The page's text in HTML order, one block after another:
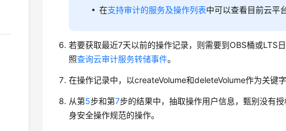
在支持审计的服务及操作列表中可以查看目前云平
若要获取最近7天以前的操作记录，则需要到OBS桶或LTS
照查询云审计服务转储事件。
在操作记录中，以createVolume和deleteVolume作为关键
从第5步和第7步的结果中，抽取操作用户信息，甄别没有
身安全操作规范的操作。